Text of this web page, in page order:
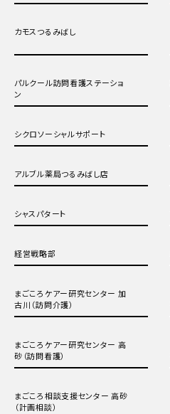
カモスつるみばし
パルクール訪問看護ステーショ
ン
シクロソーシャルサポート
アルブル薬局つるみばし店
シャスパタート
経営戦略部
まごころケアー研究センター 加
古川（訪問介護）
まごころケアー研究センター 高
砂（訪問看護）
まごころ相談支援センター 高砂
（計画相談）